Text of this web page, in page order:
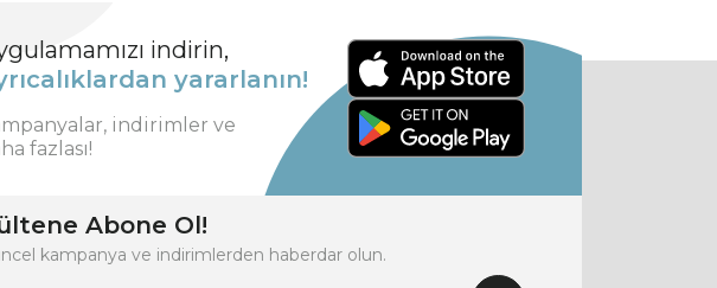
indirin,
yararlanın!
indirimler ve
fazlası!
Abone Ol!
kampanya ve indirimlerden haberdar olun.